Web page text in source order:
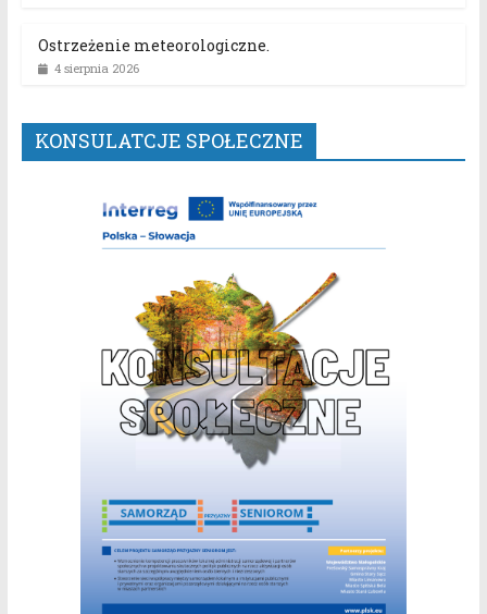
Ostrzeżenie meteorologiczne.
4 sierpnia 2026
KONSULATCJE SPOŁECZNE